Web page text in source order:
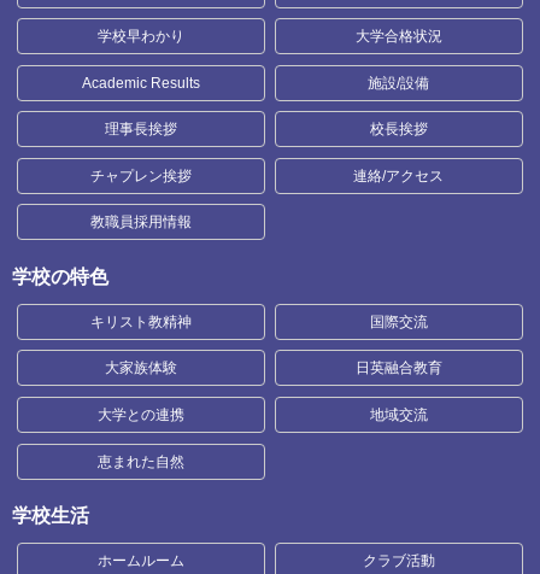
学校早わかり 大学合格状況
Academic Results 施設/設備
理事長挨拶 校長挨拶
チャプレン挨拶 連絡/アクセス
教職員採用情報
学校の特色
キリスト教精神 国際交流
大家族体験 日英融合教育
大学との連携 地域交流
恵まれた自然
学校生活
ホームルーム クラブ活動